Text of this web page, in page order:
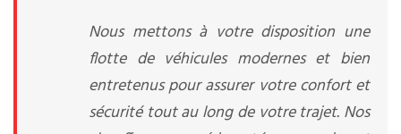
Nous mettons à votre disposition une
flotte de véhicules modernes et bien
entretenus pour assurer votre confort et
sécurité tout au long de votre trajet. Nos